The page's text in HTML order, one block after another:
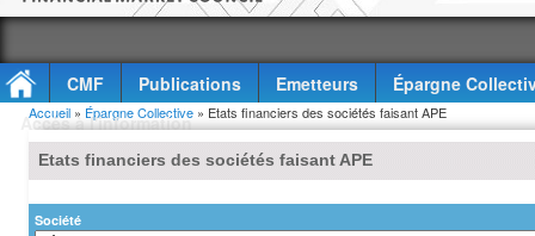
CMF Publications Emetteurs
Épargne
Accès à l'information
Vous êtes ici
Accueil » Épargne Collective » Etats financiers des sociétés faisant APE
Etats financiers des sociétés faisant APE
Société